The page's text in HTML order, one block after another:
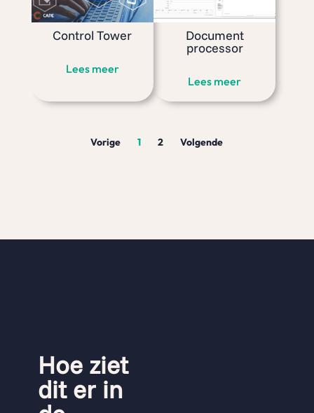
Control Tower
Lees meer
Document
processor
Lees meer
Vorige 1 2 Volgende
Hoe ziet
dit er in